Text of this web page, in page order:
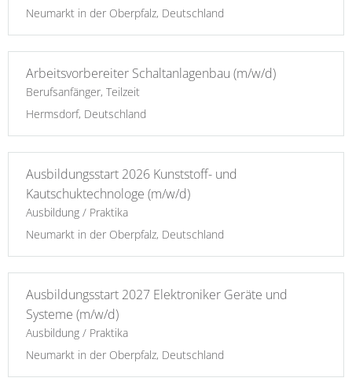
Neumarkt in der Oberpfalz, Deutschland
Arbeitsvorbereiter Schaltanlagenbau (m/w/d)
Berufsanfänger, Teilzeit
Hermsdorf, Deutschland
Ausbildungsstart 2026 Kunststoff- und
Kautschuktechnologe (m/w/d)
Ausbildung / Praktika
Neumarkt in der Oberpfalz, Deutschland
Ausbildungsstart 2027 Elektroniker Geräte und
Systeme (m/w/d)
Ausbildung / Praktika
Neumarkt in der Oberpfalz, Deutschland